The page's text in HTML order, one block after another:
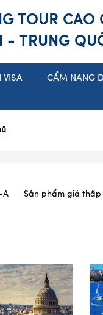
TOUR CAO
- TRUNG
VISA CẨM NANG
A Sản phẩm giá thấp